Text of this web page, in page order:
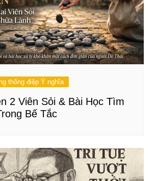
thông điệp Ý nghĩa
2 Viên Sỏi & Bài Học Tìm
Bế Tắc